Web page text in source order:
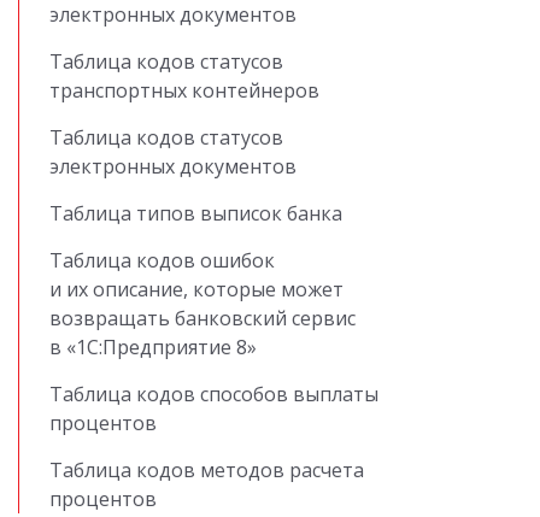
электронных документов
Таблица кодов статусов
транспортных контейнеров
Таблица кодов статусов
электронных документов
Таблица типов выписок банка
Таблица кодов ошибок
и их описание, которые может
возвращать банковский сервис
в «1С:Предприятие 8»
Таблица кодов способов выплаты
процентов
Таблица кодов методов расчета
процентов